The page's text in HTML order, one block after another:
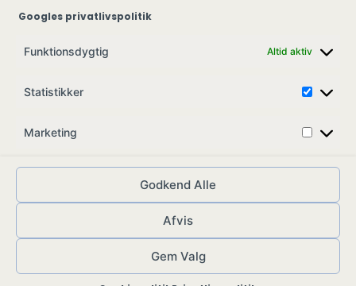
Googles privatlivspolitik
Funktionsdygtig Altid aktiv
Statistikker
Marketing
Godkend Alle
Afvis
Gem Valg
Ung Kult
Skovgade 17,
CVR: 41008547
© ungkult.dk - 2026 Allieret– din partner i